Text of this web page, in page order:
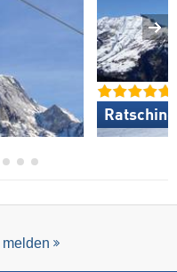
melden